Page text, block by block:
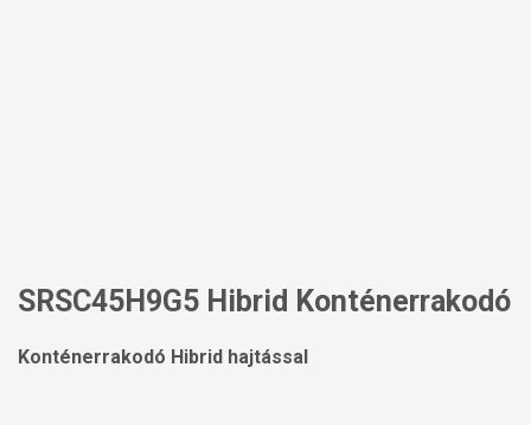
SRSC45H9G5 Hibrid Konténerrakodó
Konténerrakodó Hibrid hajtással